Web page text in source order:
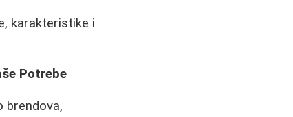
karakteristike i
Potrebe
brendova,